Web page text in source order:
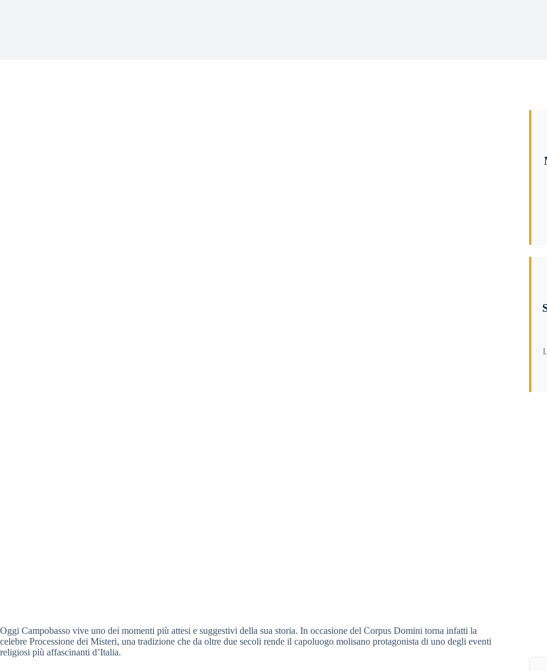
Oggi Campobasso vive uno dei momenti più attesi e suggestivi della sua storia. In occasione del Corpus Domini torna infatti la
celebre Processione dei Misteri, una tradizione che da oltre due secoli rende il capoluogo molisano protagonista di uno degli eventi
religiosi più affascinanti d’Italia.